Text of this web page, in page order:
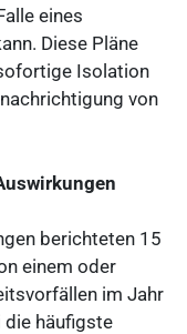
eines
Diese Pläne
Isolation
von
berichteten 15
einem oder
im Jahr
häufigste